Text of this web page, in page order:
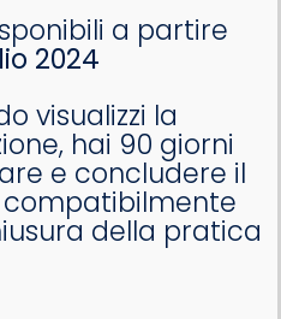
a partire
2024
visualizzi la
hai 90 giorni
e concludere il
compatibilmente
della pratica